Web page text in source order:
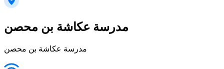
مدرسة عكاشة بن محصن
مدرسة عكاشة بن محصن